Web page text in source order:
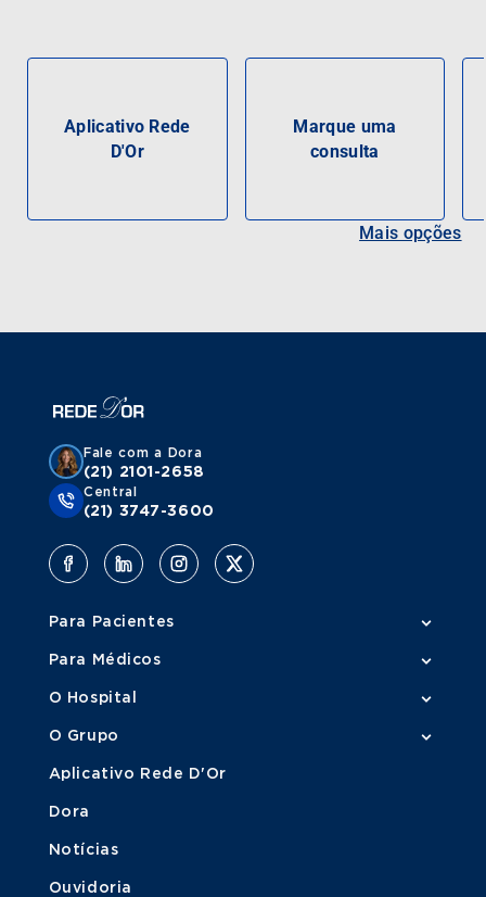
Aplicativo Rede
D'Or
Marque uma
consulta
Mais opções
Fale com a Dora
(21) 2101-2658
Central
(21) 3747-3600
Para Pacientes
Para Médicos
O Hospital
O Grupo
Aplicativo Rede D'Or
Dora
Notícias
Ouvidoria